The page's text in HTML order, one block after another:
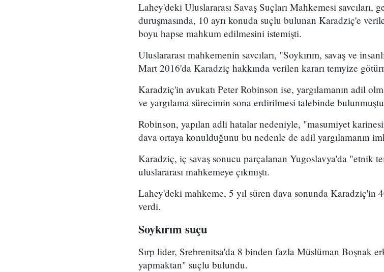
Lahey'deki Uluslararası Savaş Suçları Mahkemesi savcıları,
duruşmasında, 10 ayrı konuda suçlu bulunan Karadziç'e
boyu hapse mahkum edilmesini istemişti.
Uluslararası mahkemenin savcıları, "Soykırım, savaş ve
Mart 2016'da Karadziç hakkında verilen kararı temyize
Karadziç'in avukatı Peter Robinson ise, yargılamanın adil
ve yargılama sürecimin sona erdirilmesi talebinde
Robinson, yapılan adli hatalar nedeniyle, "masumiyet
dava ortaya konulduğunu bu nedenle de adil yargılamanın
Karadziç, iç savaş sonucu parçalanan Yugoslavya'da "etnik
uluslararası mahkemeye çıkmıştı.
Lahey'deki mahkeme, 5 yıl süren dava sonunda Karadziç'in
verdi.
Soykırım suçu
Sırp lider, Srebrenitsa'da 8 binden fazla Müslüman Boşnak
yapmaktan" suçlu bulundu.